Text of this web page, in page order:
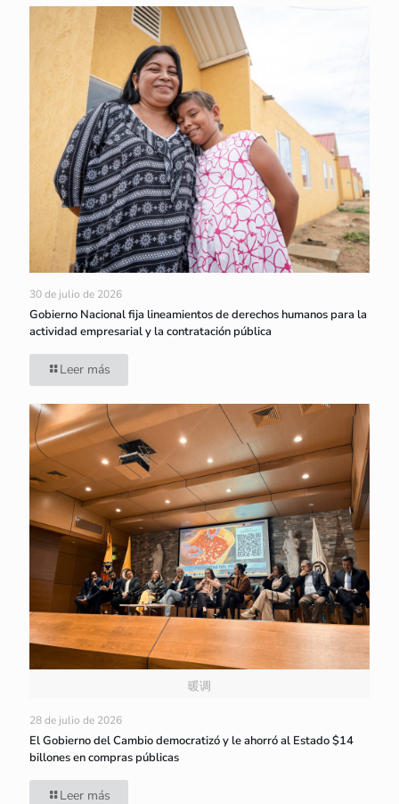
30 de julio de 2026
Gobierno Nacional fija lineamientos de derechos humanos para la
actividad empresarial y la contratación pública
Leer más
暖调
28 de julio de 2026
El Gobierno del Cambio democratizó y le ahorró al Estado $14
billones en compras públicas
Leer más